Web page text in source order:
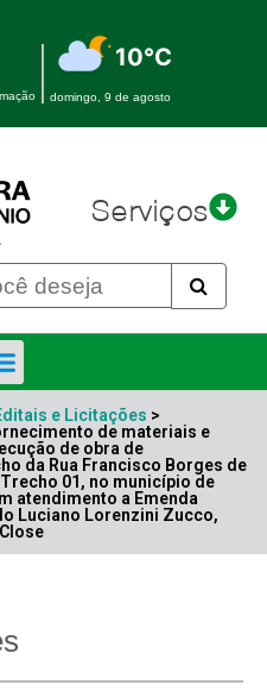
10°C
domingo, 9 de agosto
Serviços
e Licitações >
de materiais e
de obra de
da Rua Francisco Borges de
01, no município de
atendimento a Emenda
Luciano Lorenzini Zucco,